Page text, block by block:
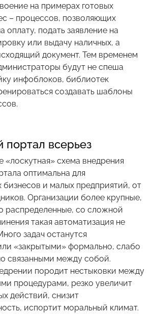
на примерах готовых
– процессов, позволяющих
оплату, подать заявление на
или выдачу наличных, а
документ. Тем временем
будут не спеша
инфоблоков, библиотек
создавать шаблоны
портал всерьез
схема внедрения
оптимальна для
и малых предприятий, от
Организации более крупные,
распределенные, со сложной
такая автоматизация не
задач останутся
«закрытыми» формально, слабо
связанными между собой.
породит нестыковки между
процедурами, резко увеличит
действий, снизит
испортит моральный климат.